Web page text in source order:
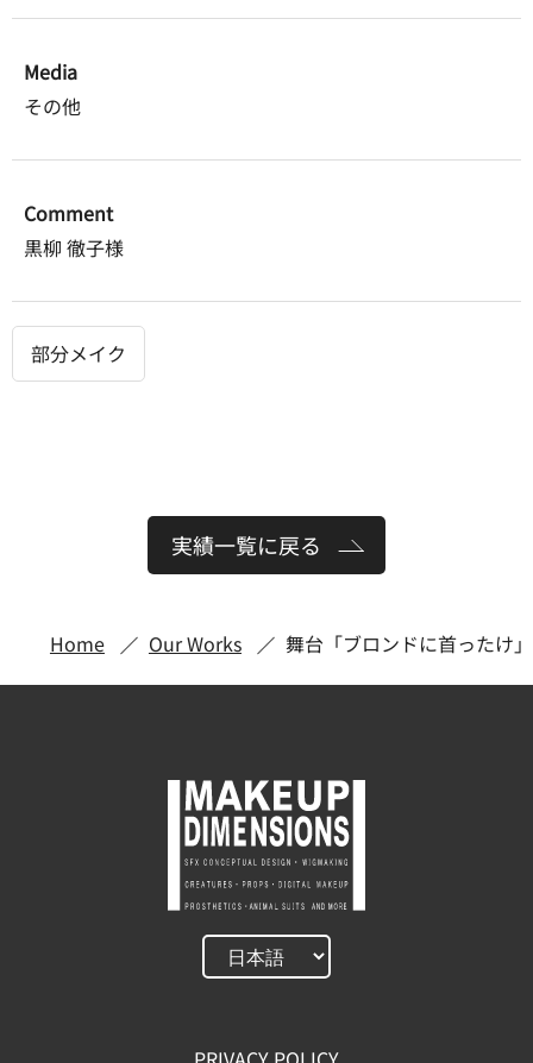
Media
その他
Comment
黒柳 徹子様
部分メイク
実績一覧に戻る
Home Our Works 舞台「ブロンドに首ったけ」